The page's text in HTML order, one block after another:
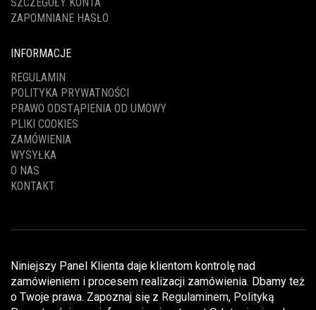
ZAPOMNIANE HASŁO
INFORMACJE
REGULAMIN
POLITYKA PRYWATNOŚCI
PRAWO ODSTĄPIENIA OD UMOWY
PLIKI COOKIES
ZAMÓWIENIA
WYSYŁKA
O NAS
KONTAKT
Niniejszy Panel Klienta daje klientom kontrolę nad
zamówieniem i procesem realizacji zamówienia. Dbamy też
o Twoje prawa. Zapoznaj się z Regulaminem, Polityką